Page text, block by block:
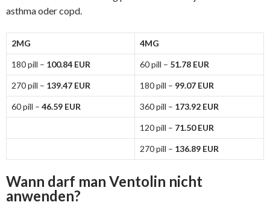
asthma oder copd.
2MG 4MG
180 pill – 100.84 EUR 60 pill – 51.78 EUR
270 pill – 139.47 EUR 180 pill – 99.07 EUR
60 pill – 46.59 EUR 360 pill – 173.92 EUR
120 pill – 71.50 EUR
270 pill – 136.89 EUR
Wann darf man Ventolin nicht
anwenden?